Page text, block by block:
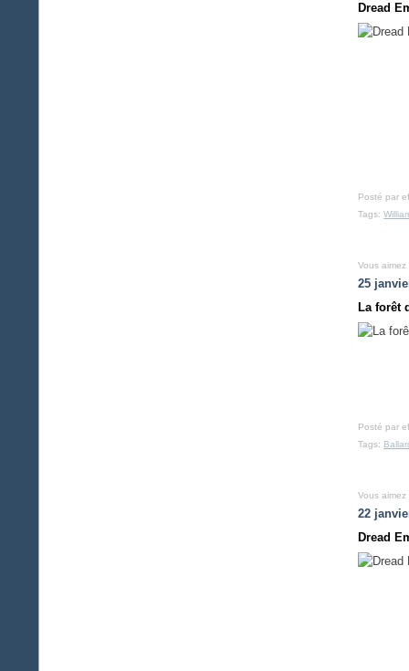
Dread
Posté par
Tags:
Vous aimez
25
La forêt
Posté par
Tags:
Vous aimez
22
Dread